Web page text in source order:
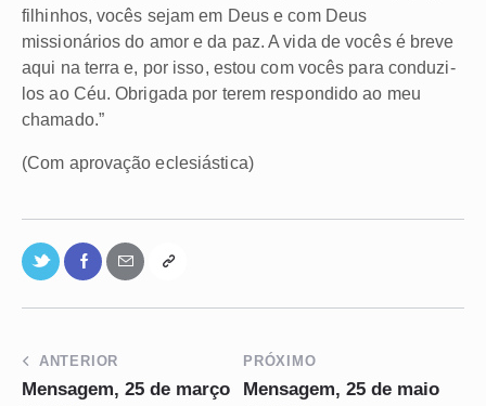
filhinhos, vocês sejam em Deus e com Deus
missionários do amor e da paz. A vida de vocês é breve
aqui na terra e, por isso, estou com vocês para conduzi-
los ao Céu. Obrigada por terem respondido ao meu
chamado.”
(Com aprovação eclesiástica)
ANTERIOR
Mensagem, 25 de março
PRÓXIMO
Mensagem, 25 de maio